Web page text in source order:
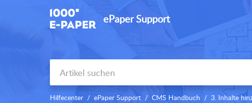
ePaper Support
Hilfecenter ePaper Support CMS Handbuch 3. Inhalte